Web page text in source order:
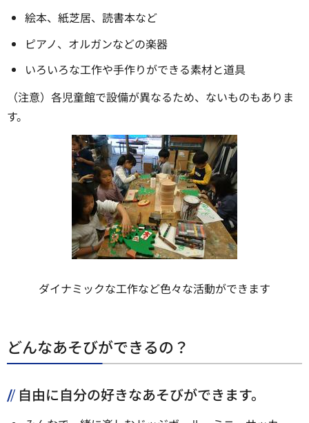
絵本、紙芝居、読書本など
ピアノ、オルガンなどの楽器
いろいろな工作や手作りができる素材と道具
（注意）各児童館で設備が異なるため、ないものもありま
す。
ダイナミックな工作など色々な活動ができます
どんなあそびができるの？
自由に自分の好きなあそびができます。